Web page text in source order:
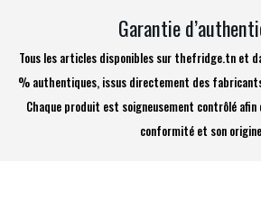
Garantie
Tous les articles disponibles sur thefridge.tn et
% authentiques, issus directement des
Chaque produit est soigneusement contrôlé
conformité et son